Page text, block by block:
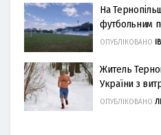
На
футбольним
ОПУБЛІКОВАНО
Житель
України з
ОПУБЛІКОВАНО